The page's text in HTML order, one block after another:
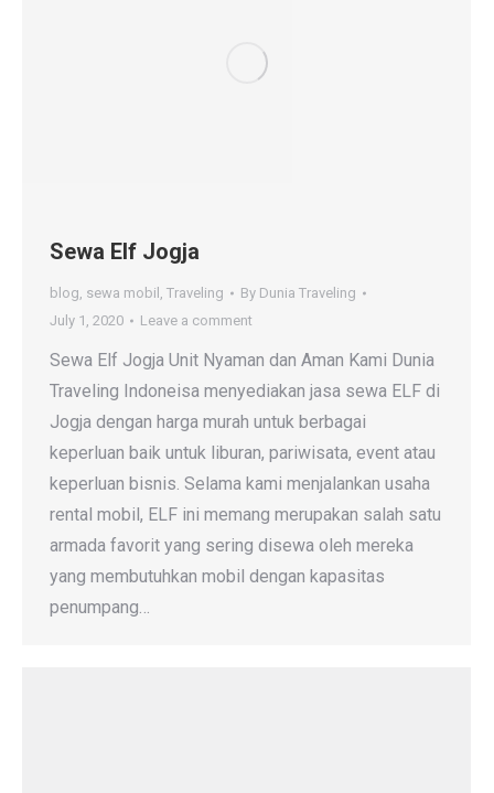
Sewa Elf Jogja
blog, sewa mobil , Traveling By Dunia Traveling
July 1, 2020
Leave a comment
Sewa Elf Jogja Unit Nyaman dan Aman Kami Dunia
Traveling Indoneisa menyediakan jasa sewa ELF di
Jogja dengan harga murah untuk berbagai
keperluan baik untuk liburan, pariwisata, event atau
keperluan bisnis. Selama kami menjalankan usaha
rental mobil, ELF ini memang merupakan salah satu
armada favorit yang sering disewa oleh mereka
yang membutuhkan mobil dengan kapasitas
penumpang…